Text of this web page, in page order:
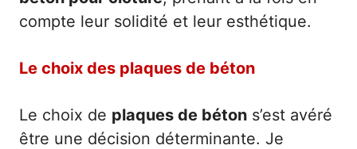
compte leur solidité et leur esthétique.
Le choix des plaques de béton
Le choix de plaques de béton s’est avéré
être une décision déterminante. Je